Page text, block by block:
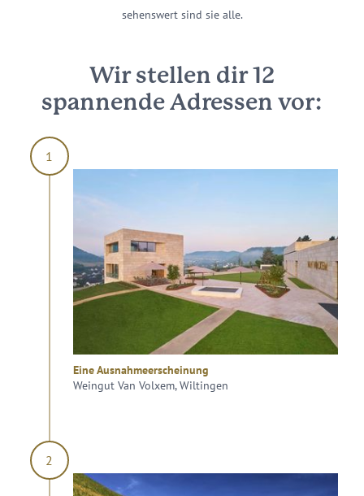
sehenswert sind sie alle.
Wir stellen dir 12
spannende Adressen vor:
1
Eine Ausnahmeerscheinung
Weingut Van Volxem, Wiltingen
2